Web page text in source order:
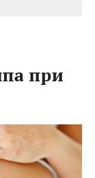
при